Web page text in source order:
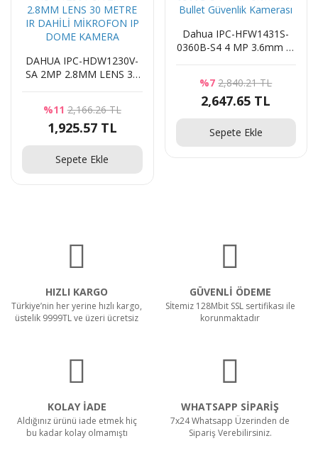
DAHUA IPC-HDW1230V-
SA 2MP 2.8MM LENS 30
KAMERA
%11 2,166.26 TL
1,925.57 TL
Sepete Ekle
Dahua IPC-HFW1431S-
0360B-S4 4 MP 3.6mm IP
%7 2,840.21 TL
2,647.65 TL
Sepete Ekle
HIZLI KARGO
Türkiye’nin her yerine hızlı kargo,
üstelik 9999TL ve üzeri ücretsiz
GÜVENLİ ÖDEME
Sİtemiz 128Mbit SSL sertifikası ile
korunmaktadır
KOLAY İADE
Aldığınız ürünü iade etmek hiç
bu kadar kolay olmamıştı
WHATSAPP SİPARİŞ
7x24 Whatsapp Üzerinden de
Sipariş Verebilirsiniz.